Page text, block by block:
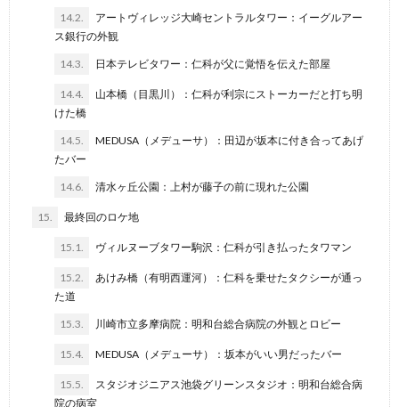
14.2.
アートヴィレッジ大崎セントラルタワー：イーグルアー
ス銀行の外観
14.3. 日本テレビタワー：仁科が父に覚悟を伝えた部屋
14.4.
山本橋（目黒川）：仁科が利宗にストーカーだと打ち明
けた橋
14.5.
MEDUSA（メデューサ）：田辺が坂本に付き合ってあげ
たバー
14.6. 清水ヶ丘公園：上村が藤子の前に現れた公園
15. 最終回のロケ地
15.1. ヴィルヌーブタワー駒沢：仁科が引き払ったタワマン
15.2.
あけみ橋（有明西運河）：仁科を乗せたタクシーが通っ
た道
15.3. 川崎市立多摩病院：明和台総合病院の外観とロビー
15.4. MEDUSA（メデューサ）：坂本がいい男だったバー
15.5.
スタジオジニアス池袋グリーンスタジオ：明和台総合病
院の病室